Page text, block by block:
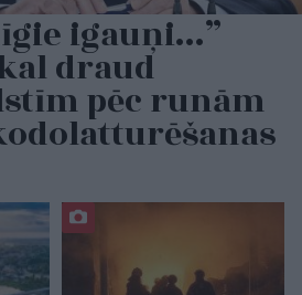
igauņi…”
draud
pēc runām